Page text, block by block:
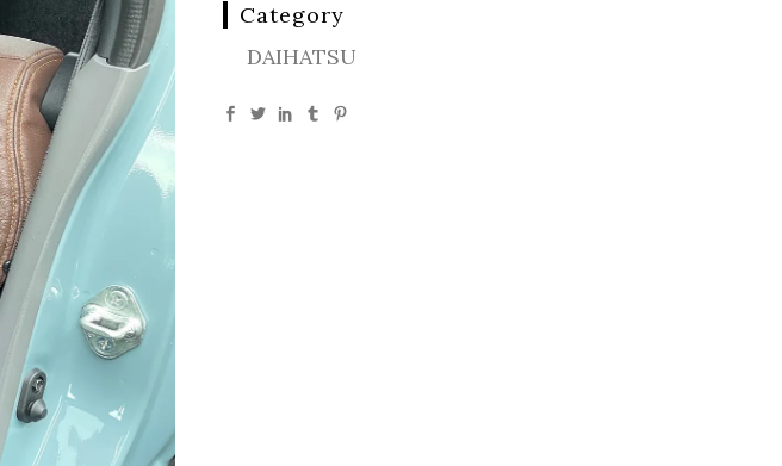
Category
DAIHATSU